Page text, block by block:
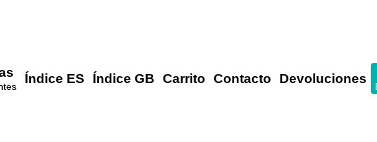
Índice ES Índice GB Carrito Contacto Devoluciones